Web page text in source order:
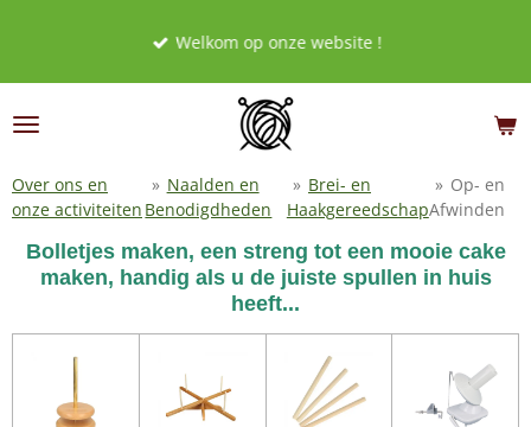
hoofdinhoud
Welkom op onze website !
Over ons en
onze activiteiten
» Naalden en
Benodigdheden
» Brei- en
Haakgereedschap
» Op- en
Afwinden
Bolletjes maken, een streng tot een mooie cake
maken, handig als u de juiste spullen in huis
heeft...